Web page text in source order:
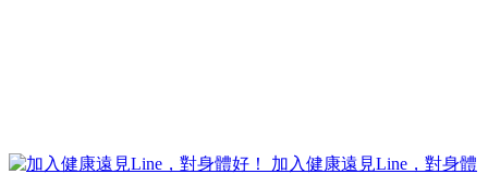
加入健康遠見Line，對身體